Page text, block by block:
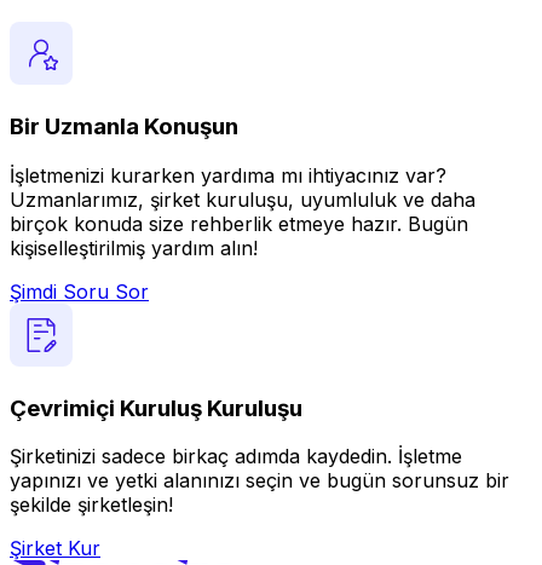
Bir Uzmanla Konuşun
İşletmenizi kurarken yardıma mı ihtiyacınız var?
Uzmanlarımız, şirket kuruluşu, uyumluluk ve daha
birçok konuda size rehberlik etmeye hazır. Bugün
kişiselleştirilmiş yardım alın!
Şimdi Soru Sor
Çevrimiçi Kuruluş Kuruluşu
Şirketinizi sadece birkaç adımda kaydedin. İşletme
yapınızı ve yetki alanınızı seçin ve bugün sorunsuz bir
şekilde şirketleşin!
Şirket Kur